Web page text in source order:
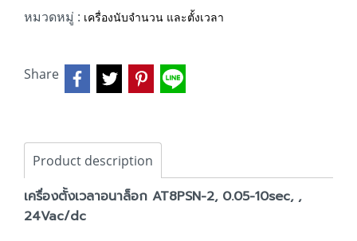
หมวดหมู่ : เครื่องนับจำนวน และตั้งเวลา
Share
Product description
เครื่องตั้งเวลาอนาล็อก AT8PSN-2, 0.05-10sec, ,
24Vac/dc